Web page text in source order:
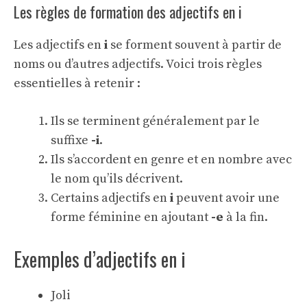
Les règles de formation des adjectifs en i
Les adjectifs eni se forment souvent à partir de
noms ou d’autres adjectifs. Voici trois règles
essentielles à retenir :
Ils se terminent généralement par le
suffixe -i.
Ils s’accordent en genre et en nombre avec
le nom qu’ils décrivent.
Certains adjectifs enipeuvent avoir une
forme féminine en ajoutant -e à la fin.
Exemples d’adjectifs en i
Joli